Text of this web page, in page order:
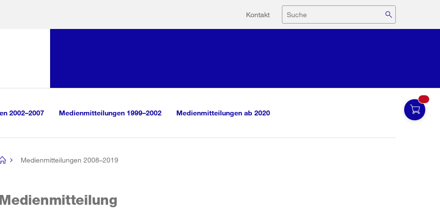
Hilfsnavigation
Kontakt Suche
2002–2007 Medienmitteilungen 1999–2002 Medienmitteilungen ab 2020
Medienmitteilungen 2008–2019